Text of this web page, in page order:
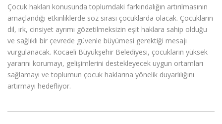
Çocuk hakları konusunda toplumdaki farkındalığın artırılmasının
amaçlandığı etkinliklerde söz sırası çocuklarda olacak. Çocukların
dil, ırk, cinsiyet ayrımı gözetilmeksizin eşit haklara sahip olduğu
ve sağlıklı bir çevrede güvenle büyümesi gerektiği mesajı
vurgulanacak. Kocaeli Büyükşehir Belediyesi, çocukların yüksek
yararını korumayı, gelişimlerini destekleyecek uygun ortamları
sağlamayı ve toplumun çocuk haklarına yönelik duyarlılığını
artırmayı hedefliyor.